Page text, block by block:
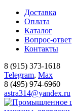
Доставка
Оплата
Каталог
Вопрос-ответ
Контакты
8 (915) 373-1618
Telegram, Мах
8 (495) 974-6960
astra314@yandex.ru